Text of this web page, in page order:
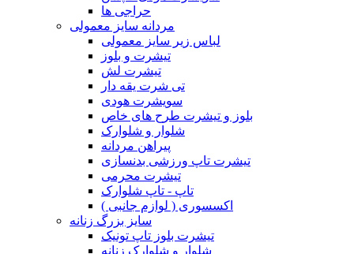
حراجی ها
مردانه سایز معمولی
لباس زیر سایز معمولی
تیشرت و بلوز
تیشرت لش
تی شرت یقه دار
سویشرت هودی
بلوز و تیشرت طرح های خاص
شلوار و شلوارک
پیراهن مردانه
تیشرت تاپ ورزشی بدنسازی
تیشرت محرمی
تاپ - تاپ شلوارک
اکسسوری ( لوازم جانبی )
سایز بزرگ زنانه
تیشرت بلوز تاپ تونیک
شلوار و شلوارک زنانه